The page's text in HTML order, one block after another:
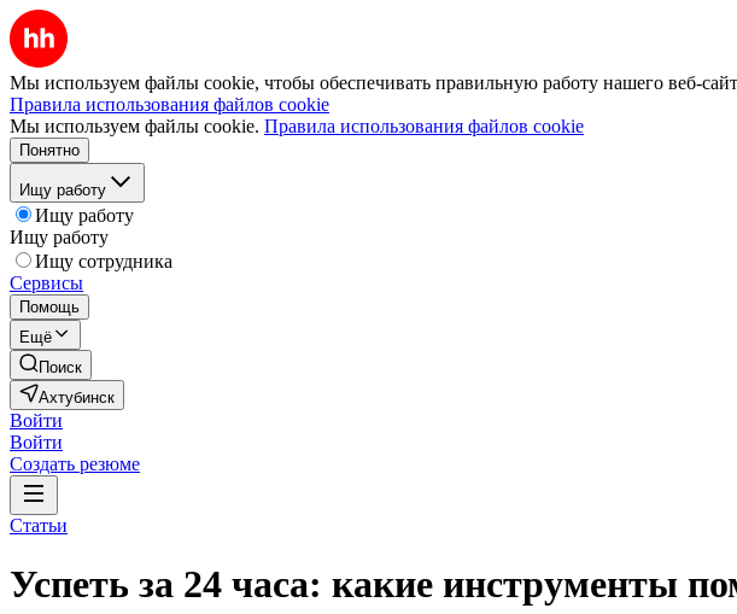
Мы используем файлы cookie, чтобы обеспечивать правильную работу нашего веб-
Правила использования файлов cookie
Мы используем файлы cookie. Правила использования файлов cookie
Понятно
Ищу работу
Ищу работу
Ищу работу
Ищу сотрудника
Сервисы
Помощь
Ещё
Поиск
Ахтубинск
Войти
Войти
Создать резюме
Статьи
Успеть за 24 часа: какие инструменты